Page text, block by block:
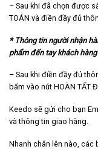
– Sau khi đã chọn được
TOÁN và điền đầy đủ
* Thông tin người nhận
phẩm đến tay khách
– Sau khi điền đầy đủ
bấm vào nút HOÀN TẤT
Keedo sẽ gửi cho bạn
và thông tin giao hàng.
Nhanh chân lên nào, các